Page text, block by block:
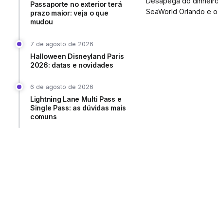
Passaporte no exterior terá
prazo maior: veja o que
mudou
7 de agosto de 2026
Halloween Disneyland Paris
2026: datas e novidades
6 de agosto de 2026
Lightning Lane Multi Pass e
Single Pass: as dúvidas mais
comuns
SeaWorld Orlando e